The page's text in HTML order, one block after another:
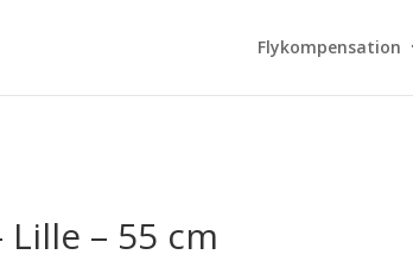
Flykompensation
– 55 cm